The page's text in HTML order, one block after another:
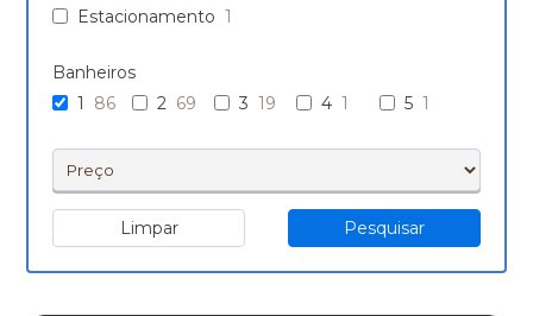
Estacionamento 1
Banheiros
1
86 2 69 3 19 4 1 5 1
Pesquisar
Limpar